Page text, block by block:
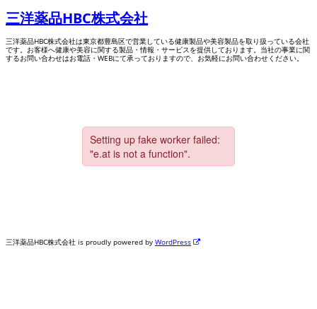
三洋薬品HBC株式会社
三洋薬品HBC株式会社は東京都豊島区で営業している健康製品や美容製品を取り扱っている会社
です。お客様へ健康や美容に関する製品・情報・サービスを提供しております。当社の事業に関
するお問い合わせはお電話・WEBにて承っておりますので、お気軽にお問い合わせください。
三洋薬品HBC株式会社 is proudly powered by WordPress